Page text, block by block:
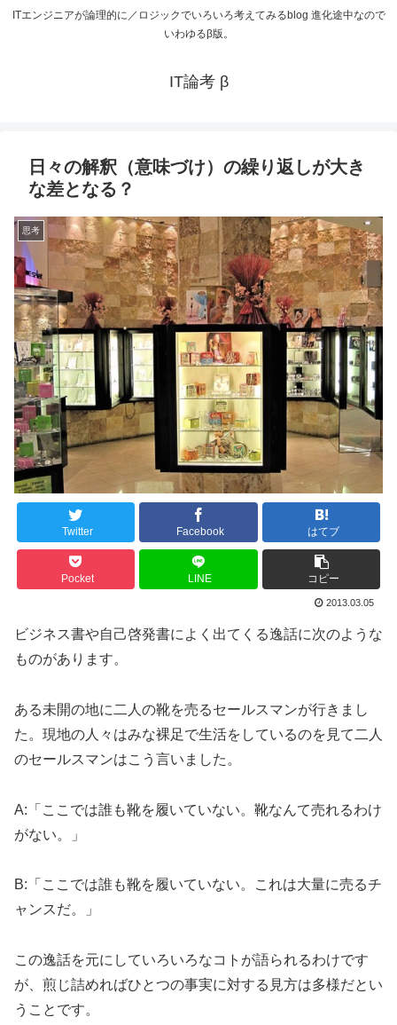
ITエンジニアが論理的に／ロジックでいろいろ考えてみるblog 進化途中なので
いわゆるβ版。
IT論考 β
日々の解釈（意味づけ）の繰り返しが大き
な差となる？
思考
Twitter Facebook はてブ
Pocket LINE コピー
2013.03.05
ビジネス書や自己啓発書によく出てくる逸話に次のような
ものがあります。
ある未開の地に二人の靴を売るセールスマンが行きまし
た。現地の人々はみな裸足で生活をしているのを見て二人
のセールスマンはこう言いました。
A:「ここでは誰も靴を履いていない。靴なんて売れるわけ
がない。」
B:「ここでは誰も靴を履いていない。これは大量に売るチ
ャンスだ。」
この逸話を元にしていろいろなコトが語られるわけです
が、煎じ詰めればひとつの事実に対する見方は多様だとい
うことです。